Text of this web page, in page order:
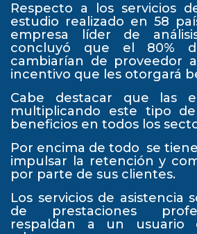
Respecto a los servicios
estudio realizado en 58
empresa líder de
concluyó que el 80%
cambiarían de proveedor
incentivo que les otorgará
Cabe destacar que las
multiplicando este tipo
beneficios en todos los
Por encima de todo se
impulsar la retención y
por parte de sus clientes.
Los servicios de asistencia
de prestaciones
respaldan a un